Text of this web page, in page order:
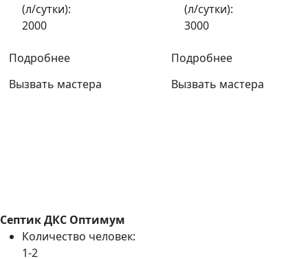
(л/сутки):
2000
Подробнее
Вызвать мастера
(л/сутки):
3000
Подробнее
Вызвать мастера
Септик ДКС Оптимум
Количество человек:
1-2